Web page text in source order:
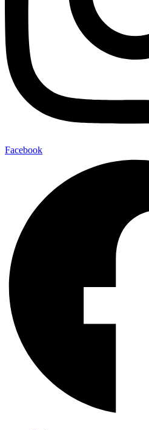
Facebook